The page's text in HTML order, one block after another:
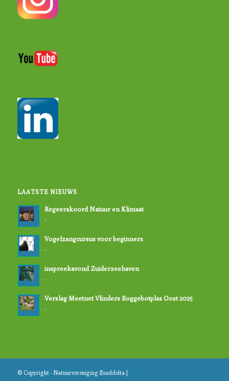
LAATSTE NIEUWS
Regeerakoord Natuur en Klimaat
-
Vogelzangcursus voor beginners
-
inspreekavond Zuiderzeehaven
-
Verslag Meetnet Vlinders Roggebotplas Oost 2025
-
© Copyright - Natuurvereniging IJsseldelta |